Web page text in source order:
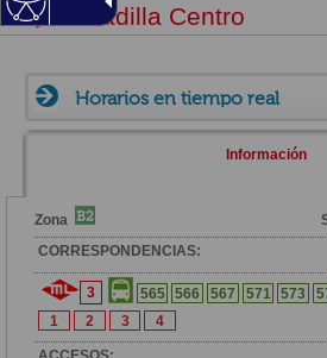
Boadilla Centro
Horarios en tiempo real
Información
Zona
CORRESPONDENCIAS:
3 565 566 567 571 573
1
2 3 4